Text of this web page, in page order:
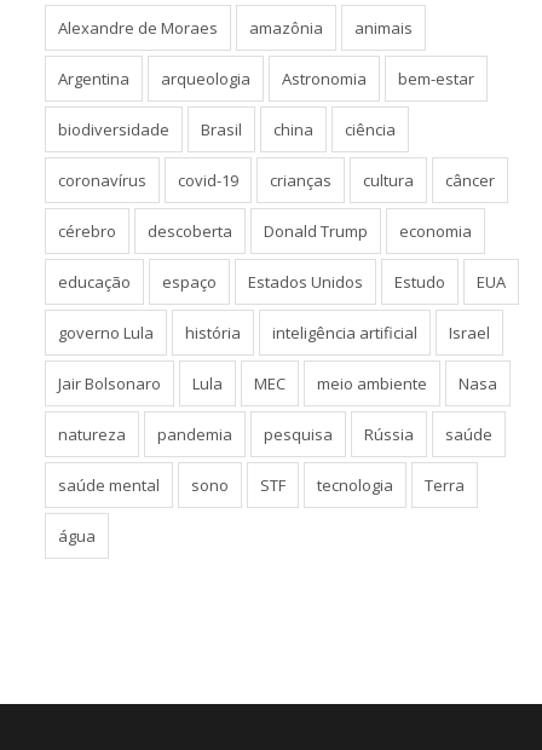
Alexandre de Moraes amazônia animais
Argentina arqueologia Astronomia bem-estar
biodiversidade Brasil china ciência
coronavírus covid-19 crianças cultura câncer
cérebro descoberta Donald Trump economia
educação espaço Estados Unidos Estudo EUA
governo Lula história inteligência artificial Israel
Jair Bolsonaro Lula MEC meio ambiente Nasa
natureza pandemia pesquisa Rússia saúde
saúde mental sono STF tecnologia Terra
água